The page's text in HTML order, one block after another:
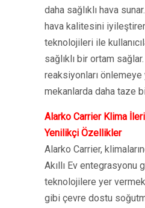
daha sağlıklı hava
hava kalitesini
teknolojileri ile
sağlıklı bir ortam
reaksiyonları önlemeye
mekanlarda daha taze
Alarko Carrier Klima
Yenilikçi Özellikler
Alarko Carrier,
Akıllı Ev entegrasyonu
teknolojilere yer
gibi çevre dostu